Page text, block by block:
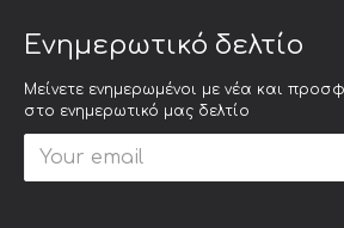
Ενημερωτικό δελτίο
Μείνετε ενημερωμένοι με νέα και
στο ενημερωτικό μας δελτίο